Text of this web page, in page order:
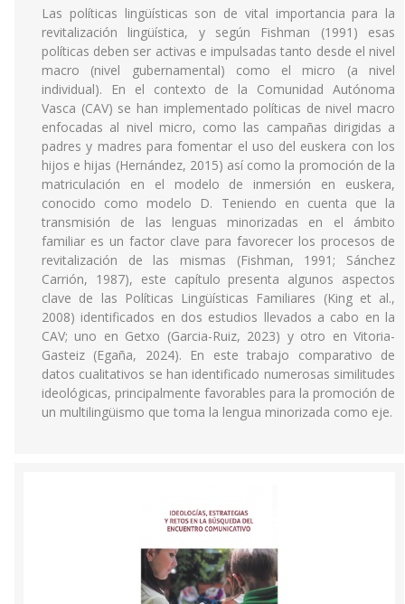
Las políticas lingüísticas son de vital importancia para la
revitalización lingüística, y según Fishman (1991) esas
políticas deben ser activas e impulsadas tanto desde el nivel
macro (nivel gubernamental) como el micro (a nivel
individual). En el contexto de la Comunidad Autónoma
Vasca (CAV) se han implementado políticas de nivel macro
enfocadas al nivel micro, como las campañas dirigidas a
padres y madres para fomentar el uso del euskera con los
hijos e hijas (Hernández, 2015) así como la promoción de la
matriculación en el modelo de inmersión en euskera,
conocido como modelo D. Teniendo en cuenta que la
transmisión de las lenguas minorizadas en el ámbito
familiar es un factor clave para favorecer los procesos de
revitalización de las mismas (Fishman, 1991; Sánchez
Carrión, 1987), este capítulo presenta algunos aspectos
clave de las Políticas Lingüísticas Familiares (King et al.,
2008) identificados en dos estudios llevados a cabo en la
CAV; uno en Getxo (Garcia-Ruiz, 2023) y otro en Vitoria-
Gasteiz (Egaña, 2024). En este trabajo comparativo de
datos cualitativos se han identificado numerosas similitudes
ideológicas, principalmente favorables para la promoción de
un multilingüismo que toma la lengua minorizada como eje.